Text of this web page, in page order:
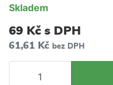
Skladem
69 Kč s DPH
61,61 Kč bez DPH